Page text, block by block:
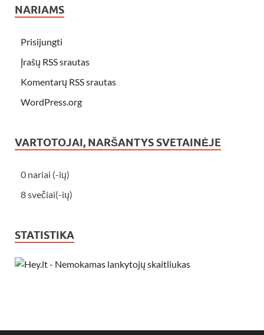
NARIAMS
Prisijungti
Įrašų RSS srautas
Komentarų RSS srautas
WordPress.org
VARTOTOJAI, NARŠANTYS SVETAINĖJE
0 nariai (-ių)
8 svečiai(-ių)
STATISTIKA